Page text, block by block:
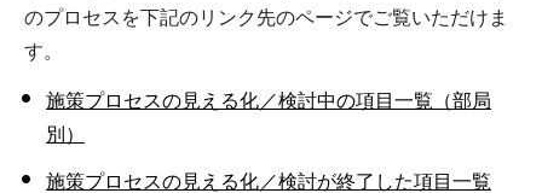
のプロセスを下記のリンク先のページでご覧いただけま
す。
施策プロセスの見える化／検討中の項目一覧（部局
別）
施策プロセスの見える化／検討が終了した項目一覧